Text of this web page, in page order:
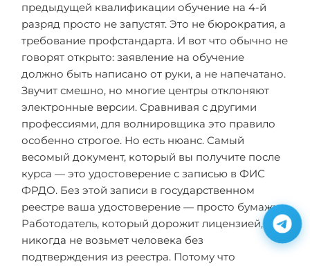
предыдущей квалификации обучение на 4-й
разряд просто не запустят. Это не бюрократия, а
требование профстандарта. И вот что обычно не
говорят открыто: заявление на обучение
должно быть написано от руки, а не напечатано.
Звучит смешно, но многие центры отклоняют
электронные версии. Сравнивая с другими
профессиями, для волнировщика это правило
особенно строгое. Но есть нюанс. Самый
весомый документ, который вы получите после
курса — это удостоверение с записью в ФИС
ФРДО. Без этой записи в государственном
реестре ваша удостоверение — просто бумажка.
Работодатель, который дорожит лицензией,
никогда не возьмет человека без
подтверждения из реестра. Потому что